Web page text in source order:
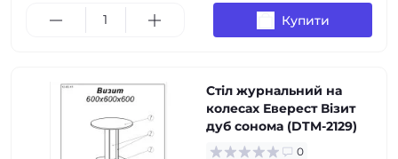
Купити
Стіл журнальний на
колесах Еверест Візит
дуб сонома (DTM-2129)
0